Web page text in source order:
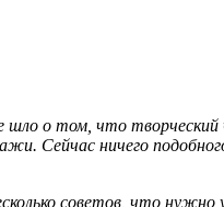
шло о том, что
Сейчас ничего
советов, что нужно